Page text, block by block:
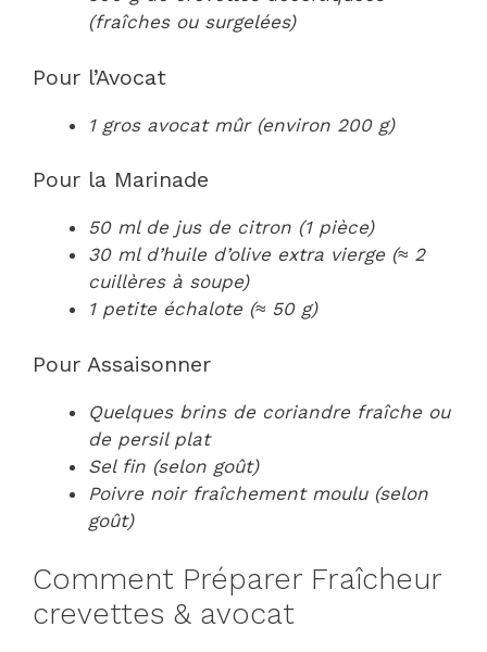
(fraîches ou surgelées)
Pour l’Avocat
1 gros avocat mûr (environ 200 g)
Pour la Marinade
50 ml de jus de citron (1 pièce)
30 ml d’huile d’olive extra vierge (≈ 2
cuillères à soupe)
1 petite échalote (≈ 50 g)
Pour Assaisonner
Quelques brins de coriandre fraîche ou
de persil plat
Sel fin (selon goût)
Poivre noir fraîchement moulu (selon
goût)
Comment Préparer Fraîcheur
crevettes & avocat